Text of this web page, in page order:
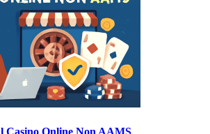
Casino Online Non AAMS